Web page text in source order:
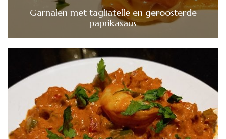
Garnalen met tagliatelle en geroosterde
paprikasaus